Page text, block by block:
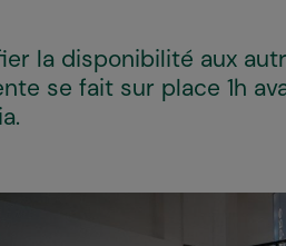
la disponibilité aux
se fait sur place 1h